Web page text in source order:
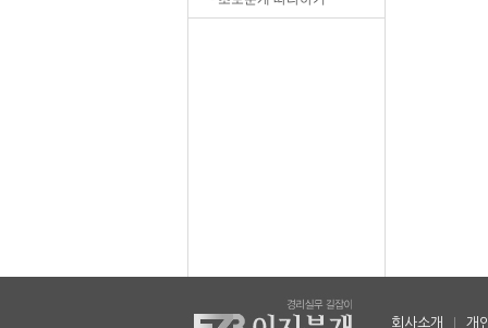
회사소개 개